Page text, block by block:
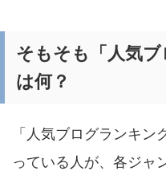
そもそも「人気
は何？
「人気ブログランキ
っている人が、各ジャ